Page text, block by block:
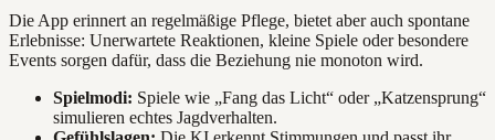
Die App erinnert an regelmäßige Pflege, bietet aber auch spontane
Erlebnisse: Unerwartete Reaktionen, kleine Spiele oder besondere
Events sorgen dafür, dass die Beziehung nie monoton wird.
Spielmodi: Spiele wie „Fang das Licht“ oder „Katzensprung“
simulieren echtes Jagdverhalten.